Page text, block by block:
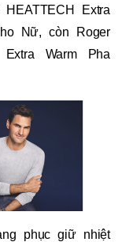
Extra
Nữ, còn Roger
Warm Pha
phục giữ nhiệt